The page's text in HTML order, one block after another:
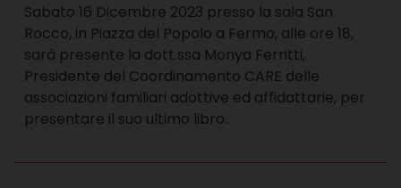
Sabato 16 Dicembre 2023 presso la sala San
Rocco, in Piazza del Popolo a Fermo, alle ore 18,
sarà presente la dott.ssa Monya Ferritti,
Presidente del Coordinamento CARE delle
associazioni familiari adottive ed affidattarie, per
presentare il suo ultimo libro…